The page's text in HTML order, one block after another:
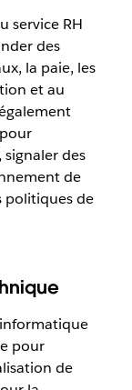
service RH
des
la paie, les
et au
des
de
politiques de
pour
de